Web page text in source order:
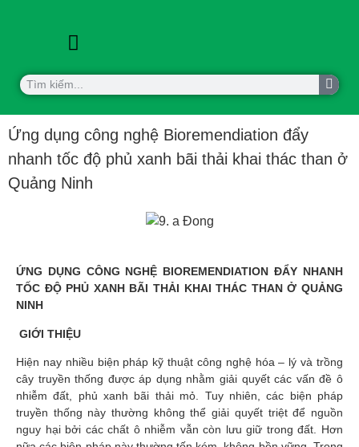
Ứng dụng công nghệ Bioremendiation đẩy
nhanh tốc độ phủ xanh bãi thải khai thác than ở
Quảng Ninh
ỨNG DỤNG CÔNG NGHỆ BIOREMENDIATION ĐẨY NHANH
TỐC ĐỘ PHỦ XANH BÃI THẢI KHAI THÁC THAN Ở QUẢNG
NINH
GIỚI THIỆU
Hiện nay nhiều biện pháp kỹ thuật công nghệ hóa – lý và trồng
cây truyền thống được áp dụng nhằm giải quyết các vấn đề ô
nhiễm đất, phủ xanh bãi thải mỏ. Tuy nhiên, các biện pháp
truyền thống này thường không thể giải quyết triệt để nguồn
nguy hại bởi các chất ô nhiễm vẫn còn lưu giữ trong đất. Hơn